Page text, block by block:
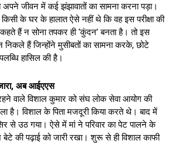
अपने जीवन में कई झंझावातों का सामना करना पड़ा।
के घर के हालात ऐसे नहीं थे कि वह इस परीक्षा की
हैं न सोना तपकर ही ‘कुंदन’ बनता है। तो इस
निकले हैं जिन्होंने मुसीबतों का सामना करके, छोटे
हासिल की है।
अब आईएएस
वाले विशाल कुमार को संघ लोक सेवा आयोग की
है। विशाल के पिता मजदूरी किया करते थे। बाद में
से उठ गया। ऐसे में मां ने परिवार का पेट पालने के
की पढ़ाई को जारी रखा। शुरू से ही विशाल काफी